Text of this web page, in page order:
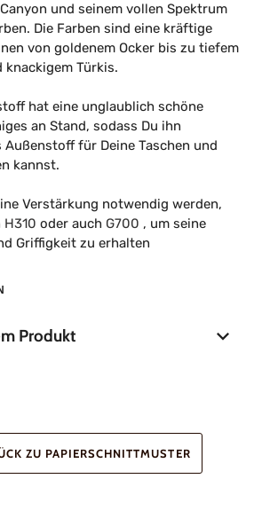
und seinem vollen Spektrum
Die Farben sind eine kräftige
von goldenem Ocker bis zu tiefem
knackigem Türkis.
hat eine unglaublich schöne
an Stand, sodass Du ihn
Außenstoff für Deine Taschen und
kannst.
Verstärkung notwendig werden,
H310 oder auch G700 , um seine
Griffigkeit zu erhalten
Produkt
ZU PAPIERSCHNITTMUSTER